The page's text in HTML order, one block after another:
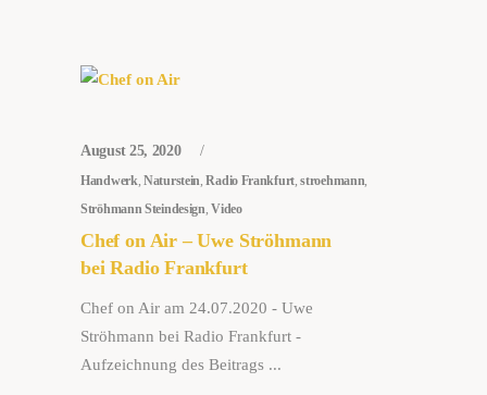
August 25, 2020
Handwerk,Naturstein,Radio Frankfurt,stroehmann,
Ströhmann Steindesign,Video
Chef on Air – Uwe Ströhmann
bei Radio Frankfurt
Chef on Air am 24.07.2020 - Uwe
Ströhmann bei Radio Frankfurt -
Aufzeichnung des Beitrags